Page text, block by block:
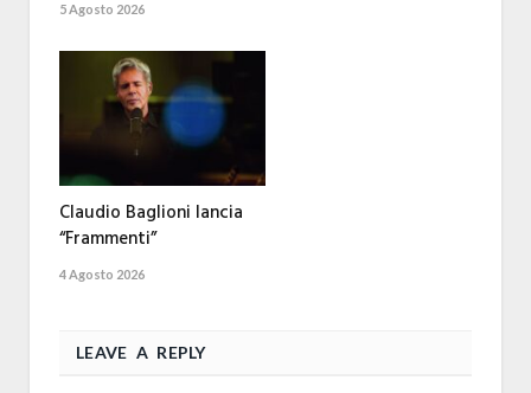
5 Agosto 2026
Claudio Baglioni lancia
“Frammenti”
4 Agosto 2026
LEAVE A REPLY